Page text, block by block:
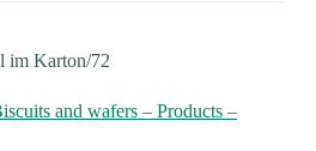
im Karton/72
and wafers – Products –